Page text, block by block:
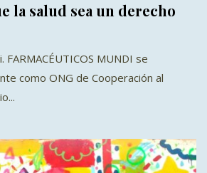
la salud sea un derecho
FARMACÉUTICOS MUNDI se
como ONG de Cooperación al